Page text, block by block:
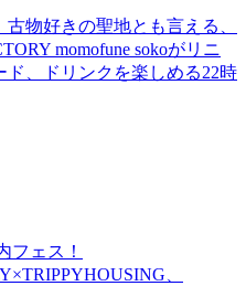
物好きの聖地とも言える、
momofune sokoがリニ
ド、ドリンクを楽しめる22時
フェス！
、